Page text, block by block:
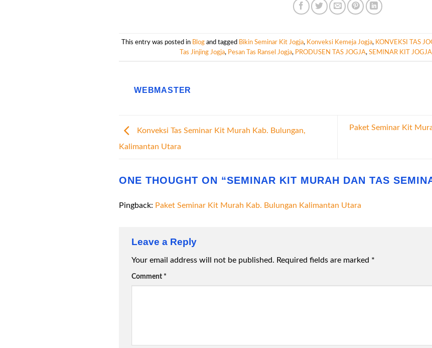
This entry was posted in Blogand tagged Bikin Seminar Kit Jogja, Konveksi Kemeja Jogja, KONVEKSI TAS
Tas Jinjing Jogja, Pesan Tas Ransel Jogja, PRODUSEN TAS JOGJA, SEMINAR KIT JOGJA
WEBMASTER
Konveksi Tas Seminar Kit Murah Kab. Bulungan,
Kalimantan Utara
Paket Seminar Kit
ONE THOUGHT ON “SEMINAR KIT MURAH DAN TAS
Pingback: Paket Seminar Kit Murah Kab. Bulungan Kalimantan Utara
Leave a Reply
Your email address will not be published. Required fields are marked *
Comment *